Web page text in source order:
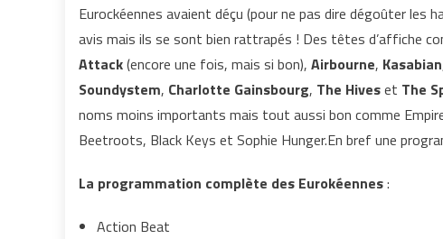
Eurockéennes avaient déçu (pour ne pas dire dégoûter les
avis mais ils se sont bien rattrapés ! Des têtes d’affiche
Attack(encore une fois, mais si bon), Airbourne, Kasabian
Soundystem, Charlotte Gainsbourg, The Hiveset The
noms moins importants mais tout aussi bon comme
Beetroots, Black Keys et Sophie Hunger.En bref une
La programmation complète des Eurokéennes:
Action Beat